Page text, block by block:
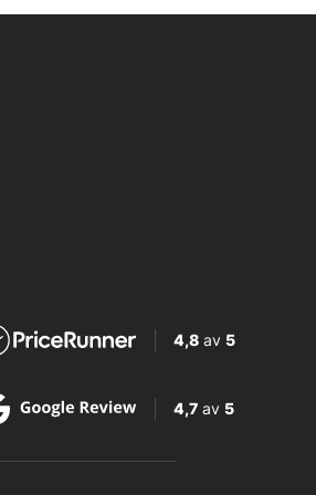
4,8av 5
4,7av 5